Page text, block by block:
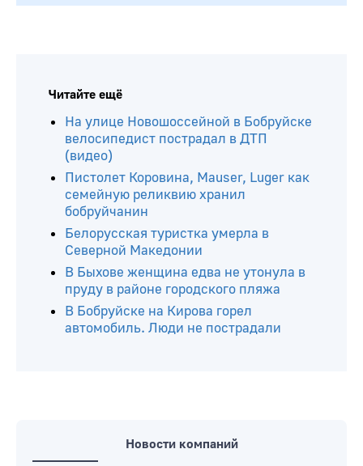
Читайте ещё
На улице Новошоссейной в Бобруйске
велосипедист пострадал в ДТП
(видео)
Пистолет Коровина, Mauser, Luger как
семейную реликвию хранил
бобруйчанин
Белорусская туристка умерла в
Северной Македонии
В Быхове женщина едва не утонула в
пруду в районе городского пляжа
В Бобруйске на Кирова горел
автомобиль. Люди не пострадали
Новости компаний